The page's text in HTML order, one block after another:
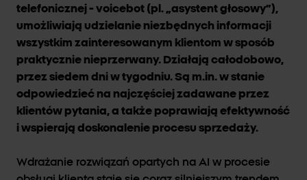
telefonicznej - voicebot (pl. „asystent głosowy”),
umożliwiają udzielanie niezbędnych informacji
wszystkim zainteresowanym klientom w sposób
praktycznie nieprzerwany. Działają całodobowo,
przez siedem dni w tygodniu. Są m.in. w stanie
odpowiedzieć na najczęściej zadawane przez
klientów pytania, a także poprawiają efektywność
i wspierają doskonalenie procesu sprzedaży.
Wdrażanie rozwiązań opartych na AI w procesie